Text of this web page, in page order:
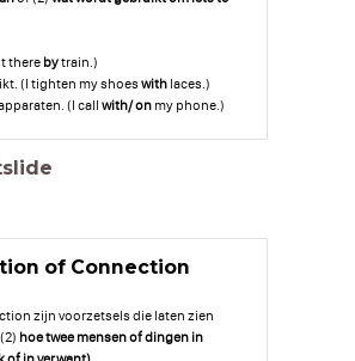
there bytrain.)
(I tighten my shoeswith laces.)
(I call with/ onmy phone.)
of Connection
zijn voorzetsels die laten zien
hoe twee mensen of dingen in